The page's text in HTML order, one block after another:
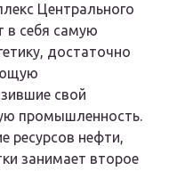
Центрального
в себя самую
достаточно
свой
промышленность.
ресурсов нефти,
занимает второе